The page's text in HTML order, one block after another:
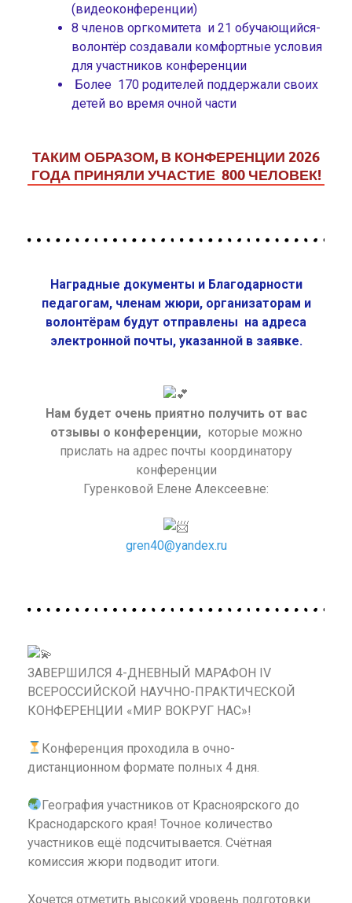
(видеоконференции)
8 членов оргкомитета и 21 обучающийся-
волонтёр создавали комфортные условия
для участников конференции
Более 170 родителей поддержали своих
детей во время очной части
ТАКИМ ОБРАЗОМ, В КОНФЕРЕНЦИИ 2026
ГОДА ПРИНЯЛИ УЧАСТИЕ 800 ЧЕЛОВЕК!
Наградные документы и Благодарности
педагогам, членам жюри, организаторам и
волонтёрам будут отправлены на адреса
электронной почты, указанной в заявке.
Нам будет очень приятно получить от вас
отзывы о конференции, которые можно
прислать на адрес почты координатору
конференции
Гуренковой Елене Алексеевне:
gren40@yandex.ru
ЗАВЕРШИЛСЯ 4-ДНЕВНЫЙ МАРАФОН IV
ВСЕРОССИЙСКОЙ НАУЧНО-ПРАКТИЧЕСКОЙ
КОНФЕРЕНЦИИ «МИР ВОКРУГ НАС»!
Конференция проходила в очно-
дистанционном формате полных 4 дня.
География участников от Красноярского до
Краснодарского края! Точное количество
участников ещё подсчитывается. Счётная
комиссия жюри подводит итоги.
Хочется отметить высокий уровень подготовки